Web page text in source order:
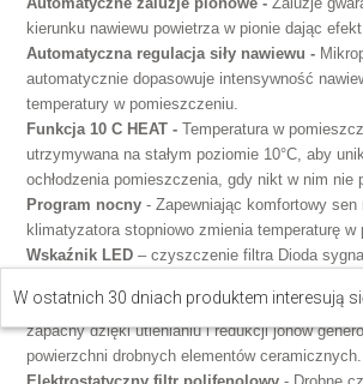
kierunku nawiewu powietrza w pionie dając efekt
Automatyczna regulacja siły nawiewu -
automatycznie dopasowuje intensywność
temperatury w pomieszczeniu.
Funkcja 10 C HEAT - Temperatura w
utrzymywana na stałym poziomie 10°C, aby
ochłodzenia pomieszczenia, gdy nikt w nim nie
Program nocny - Zapewniając komfortowy sen
klimatyzatora stopniowo zmienia temperaturę w
Wskaźnik LED – czyszczenie filtra Dioda
Jonowy filtr o wydłużonej żywotności- Filtr
zapachy dzięki utlenianiu i redukcji jonów
powierzchni drobnych elementów ceramicznych.
W ostatnich 30 dniach produktem interesują